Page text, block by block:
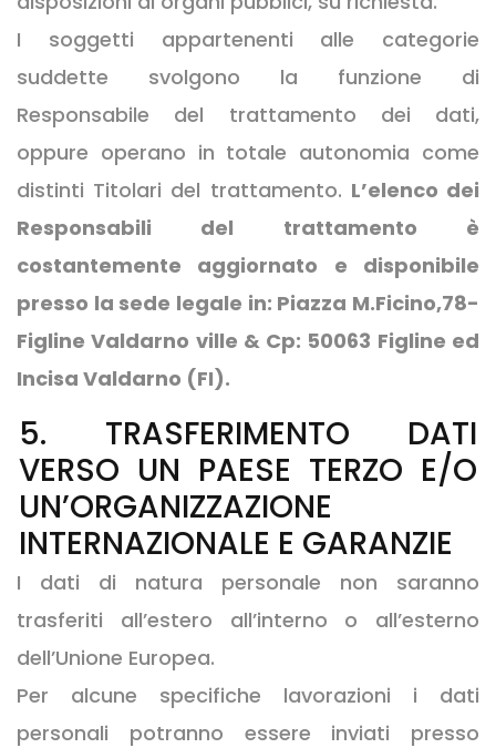
I soggetti appartenenti alle categorie
suddette svolgono la funzione di
Responsabile del trattamento dei dati,
oppure operano in totale autonomia come
distinti Titolari del trattamento. L’elenco dei
Responsabili del trattamento è
costantemente aggiornato e disponibile
presso la sede legale in: Piazza M.Ficino,78-
Figline Valdarno ville & Cp: 50063 Figline ed
Incisa Valdarno (FI).
5. TRASFERIMENTO DATI
VERSO UN PAESE TERZO E/O
UN’ORGANIZZAZIONE
INTERNAZIONALE E GARANZIE
I dati di natura personale non saranno
trasferiti all’estero all’interno o all’esterno
dell’Unione Europea.
Per alcune specifiche lavorazioni i dati
personali potranno essere inviati presso